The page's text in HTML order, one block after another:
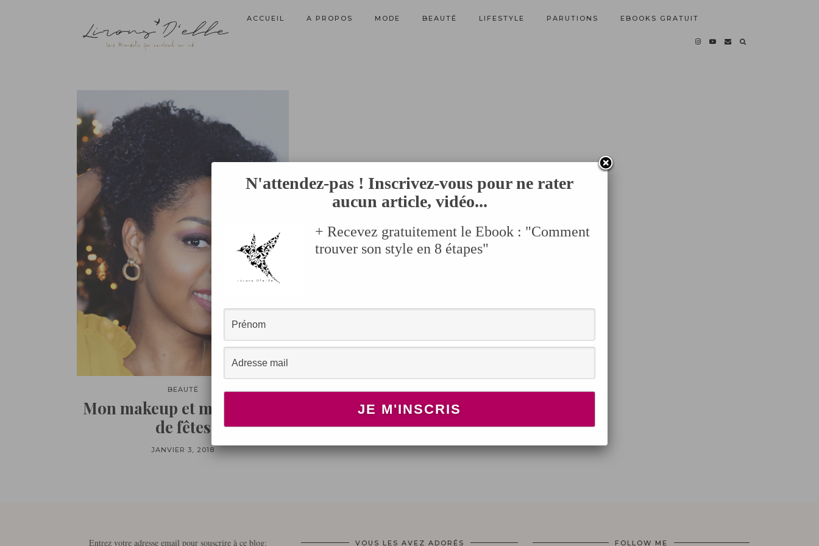
ACCUEIL A PROPOS MODE BEAUTÉ LIFESTYLE PARUTIONS EBOOKS GRATUIT
BEAUTÉ
Mon makeup et ma coiffure
de fêtes
JANVIER 3, 2018
Entrez votre adresse email pour souscrire à ce blog: VOUS LES AVEZ ADORÉS FOLLOW ME
N'attendez-pas ! Inscrivez-vous pour ne rater
aucun article, vidéo...
+ Recevez gratuitement le Ebook : "Comment
trouver son style en 8 étapes"